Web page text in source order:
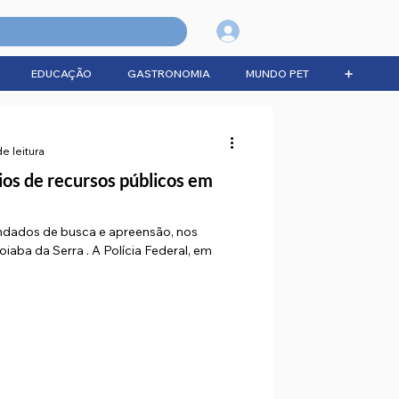
EDUCAÇÃO GASTRONOMIA MUNDO PET ➕
de recursos públicos em
de busca e apreensão, nos
da Serra . A Polícia Federal, em
leitura